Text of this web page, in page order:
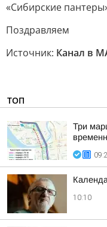
«Сибирские
Поздравляем
Источник: Канал в
ТОП
Три
10:10